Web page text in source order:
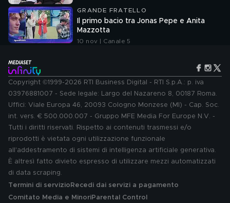
GRANDE FRATELLO
Il primo bacio tra Jonas Pepe e Anita
Mazzotta
10 nov | Canale 5
Copyright ©1999-2026 RTI Business Digital - RTI S.p.A.: p. iva
03976881007 - Sede legale: Largo del Nazareno 8, 00187 Roma.
Uffici: Viale Europa 46, 20093 Cologno Monzese (MI) - Cap. Soc.
int. vers. € 500.000.007 - Gruppo MFE Media For Europe N.V. -
Tutti i diritti riservati. Rispetto ai contenuti trasmessi e/o
riprodotti è vietata ogni utilizzazione funzionale
all'addestramento di sistemi di intelligenza artificiale generativa.
È altresì fatto divieto espresso di utilizzare mezzi automatizzati
di data scraping.
Termini di servizio Recedi dai servizi a pagamento
Comitato Media e MinoriParental Control